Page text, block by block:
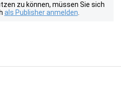
zu können, müssen Sie sich
als Publisher anmelden